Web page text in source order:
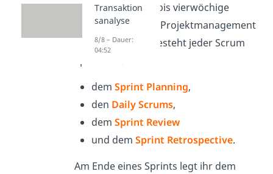
eingeteilt in zwei- bis vierwöchige
Sprints. Um agiles Projektmanagement
zu ermöglichen, besteht jeder Scrum
Sprint aus:
dem Sprint Planning,
den Daily Scrums,
dem Sprint Review
und dem Sprint Retrospective.
Am Ende eines Sprints legt ihr dem
Transaktion
sanalyse
8/8 – Dauer:
04:52